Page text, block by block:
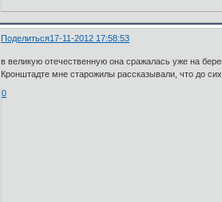
Поделиться17-11-2012 17:58:53
в великую отечественную она сражалась уже на
Кронштадте мне старожилы рассказывали, что до
0